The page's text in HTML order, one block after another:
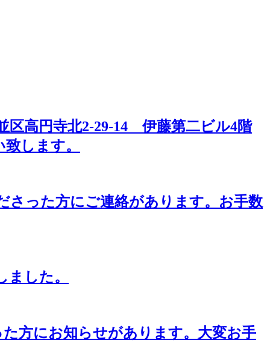
区高円寺北2-29-14 伊藤第二ビル4階
します。
さった方にご連絡があります。お手数
した。
た方にお知らせがあります。大変お手